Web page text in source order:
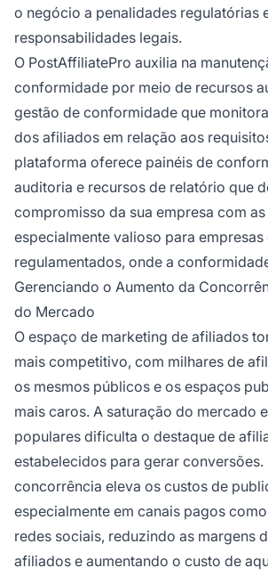
o negócio a penalidades regulatórias
responsabilidades legais.
O PostAffiliatePro auxilia na
conformidade por meio de recursos
gestão de conformidade que
dos afiliados em relação aos
plataforma oferece painéis de
auditoria e recursos de relatório que
compromisso da sua empresa com
especialmente valioso para empresas
regulamentados, onde a
Gerenciando o Aumento da
do Mercado
O espaço de marketing de afiliados
mais competitivo, com milhares de
os mesmos públicos e os espaços
mais caros. A saturação do mercado
populares dificulta o destaque de
estabelecidos para gerar conversões.
concorrência eleva os custos de
especialmente em canais pagos
redes sociais, reduzindo as margens
afiliados e aumentando o custo de